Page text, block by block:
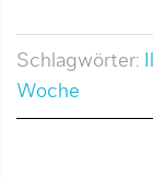
Schlagwörter:
Woche